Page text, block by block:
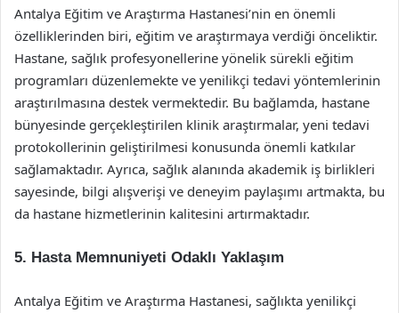
Antalya Eğitim ve Araştırma Hastanesi’nin en önemli
özelliklerinden biri, eğitim ve araştırmaya verdiği önceliktir.
Hastane, sağlık profesyonellerine yönelik sürekli eğitim
programları düzenlemekte ve yenilikçi tedavi yöntemlerinin
araştırılmasına destek vermektedir. Bu bağlamda, hastane
bünyesinde gerçekleştirilen klinik araştırmalar, yeni tedavi
protokollerinin geliştirilmesi konusunda önemli katkılar
sağlamaktadır. Ayrıca, sağlık alanında akademik iş birlikleri
sayesinde, bilgi alışverişi ve deneyim paylaşımı artmakta, bu
da hastane hizmetlerinin kalitesini artırmaktadır.
5. Hasta Memnuniyeti Odaklı Yaklaşım
Antalya Eğitim ve Araştırma Hastanesi, sağlıkta yenilikçi